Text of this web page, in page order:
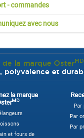
- commandes
avec nous
de la marque OsterMD
polyvalence et
la marque
MD
et fours de
Par
Par
Par